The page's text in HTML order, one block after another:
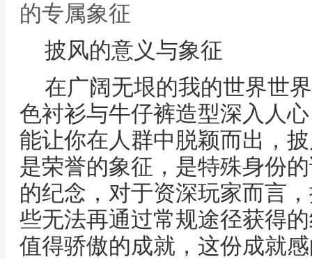
的专属象征
披风的意义与象征
在广阔无垠的我的世界世
色衬衫与牛仔裤造型深入人
能让你在人群中脱颖而出，
是荣誉的象征，是特殊身份
的纪念，对于资深玩家而言
些无法再通过常规途径获得
值得骄傲的成就，这份成就